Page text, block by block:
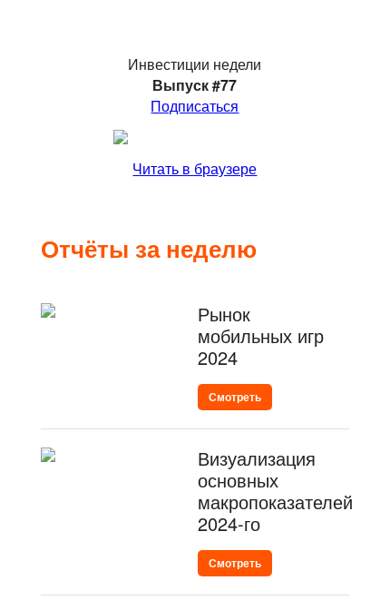
Инвестиции недели
Выпуск #77
Подписаться
Читать в браузере
Отчёты за неделю
Рынок
мобильных игр
2024
Смотреть
Визуализация
основных
макропоказателей
2024-го
Смотреть